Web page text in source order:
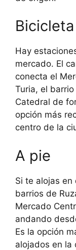
Hay
mercado. El
conecta el
Turia, el
Catedral de
opción más
centro de la
A pie
Si te alojas en
barrios de
Mercado
andando
Es la opción
alojados en